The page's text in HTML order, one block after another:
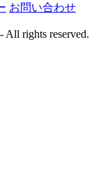
お問い合わせ
rights reserved.